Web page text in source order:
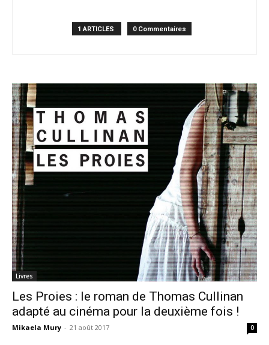
1 ARTICLES 0 Commentaires
Livres
Les Proies : le roman de Thomas Cullinan
adapté au cinéma pour la deuxième fois !
Mikaela Mury - 21 août 2017 0